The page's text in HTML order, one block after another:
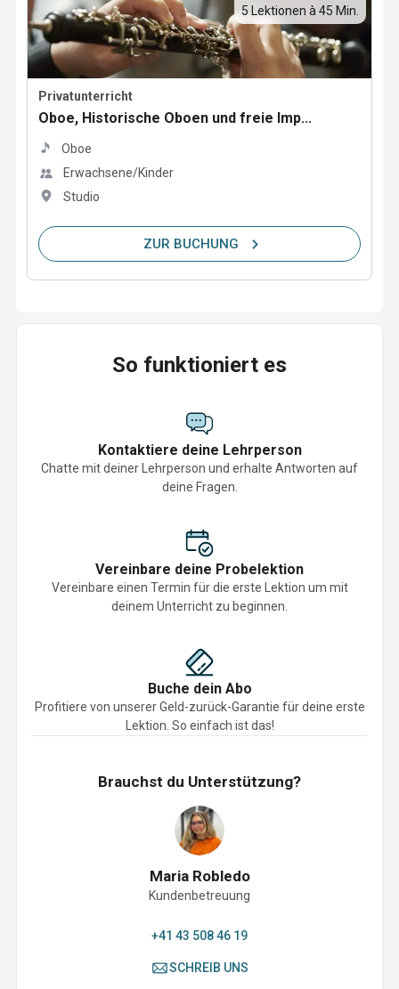
Privatunterricht
Oboe, Historische Oboen und freie Imp...
Oboe
Erwachsene/Kinder
Studio
5 Lektionen à 45 Min.
ZUR BUCHUNG
So funktioniert es
Kontaktiere deine Lehrperson
Chatte mit deiner Lehrperson und erhalte Antworten auf
deine Fragen.
Vereinbare deine Probelektion
Vereinbare einen Termin für die erste Lektion um mit
deinem Unterricht zu beginnen.
Buche dein Abo
Profitiere von unserer Geld-zurück-Garantie für deine erste
Lektion. So einfach ist das!
Brauchst du Unterstützung?
Maria Robledo
Kundenbetreuung
+41 43 508 46 19
SCHREIB UNS